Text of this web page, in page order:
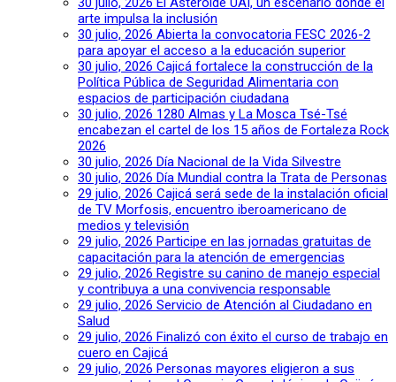
arte impulsa la inclusión
30 julio, 2026 Abierta la convocatoria FESC 2026-2
para apoyar el acceso a la educación superior
30 julio, 2026 Cajicá fortalece la construcción de la
Política Pública de Seguridad Alimentaria con
espacios de participación ciudadana
30 julio, 2026 1280 Almas y La Mosca Tsé-Tsé
encabezan el cartel de los 15 años de Fortaleza Rock
2026
30 julio, 2026 Día Nacional de la Vida Silvestre
30 julio, 2026 Día Mundial contra la Trata de Personas
29 julio, 2026 Cajicá será sede de la instalación oficial
de TV Morfosis, encuentro iberoamericano de
medios y televisión
29 julio, 2026 Participe en las jornadas gratuitas de
capacitación para la atención de emergencias
29 julio, 2026 Registre su canino de manejo especial
y contribuya a una convivencia responsable
29 julio, 2026 Servicio de Atención al Ciudadano en
Salud
29 julio, 2026 Finalizó con éxito el curso de trabajo en
cuero en Cajicá
29 julio, 2026 Personas mayores eligieron a sus